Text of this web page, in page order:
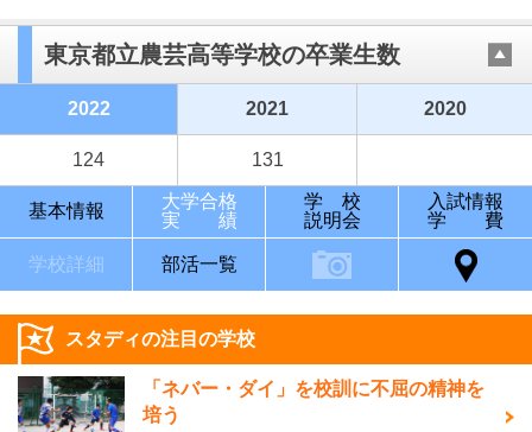
東京都立農芸高等学校の卒業生数
2022 2021 2020
124 131
基本情報
大学合格
実 績
学 校
説明会
入試情報
学 費
学校詳細 部活一覧
スタディの注目の学校
「ネバー・ダイ」を校訓に不屈の精神を
培う